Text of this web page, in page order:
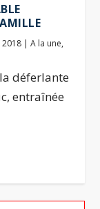
2018 |A la une,
déferlante
entraînée